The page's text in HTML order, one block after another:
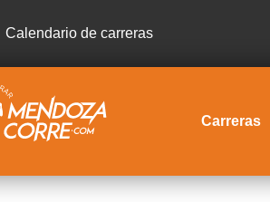
Calendario de carreras
Carreras